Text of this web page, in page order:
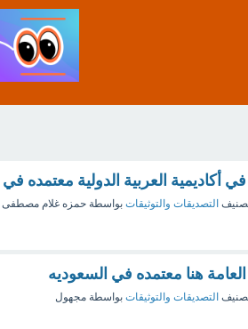
أكاديمية العربية الدولية معتمده
التصديقات والتوثيقات بواسطة حمزه غلام مصطفى
هنا معتمده في السعوديه
التصديقات والتوثيقات بواسطة مجهول